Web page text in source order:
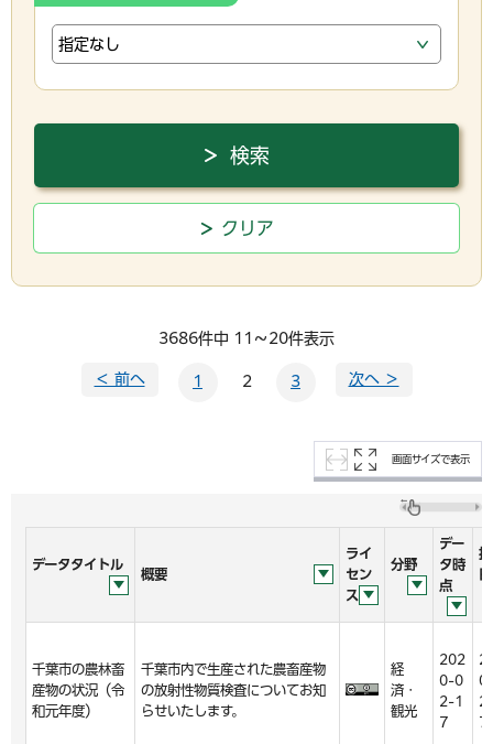
3686件中 11～20件表示
＜ 前へ 1 2 3 次へ ＞
画面サイズで表示
データタイトル
概要
ライ
セン
ス
分野
デー
タ時
点
千葉市の農林畜
産物の状況（令
和元年度）
千葉市内で生産された農畜産物
の放射性物質検査についてお知
らせいたします。
経
済・
観光
202
0-0
2-1
7
7